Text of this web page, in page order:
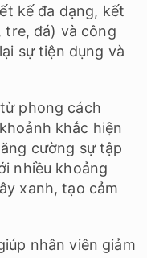
kế đa dạng, kết
tre, đá) và công
sự tiện dụng và
phong cách
khắc hiện
cường sự tập
nhiều khoảng
xanh, tạo cảm
nhân viên giảm